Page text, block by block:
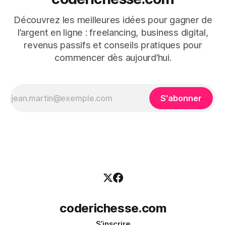
Découvrez les meilleures idées pour gagner de
l’argent en ligne : freelancing, business digital,
revenus passifs et conseils pratiques pour
commencer dès aujourd’hui.
S'abonner
coderichesse.com